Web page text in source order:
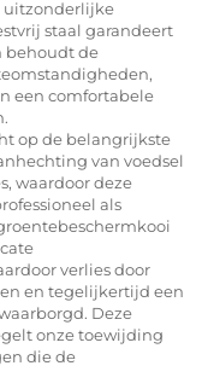
uitzonderlijke
staal garandeert
behoudt de
een comfortabele
op de belangrijkste
van voedsel
waardoor deze
als
verlies door
en tegelijkertijd een
Deze
onze toewijding
die de